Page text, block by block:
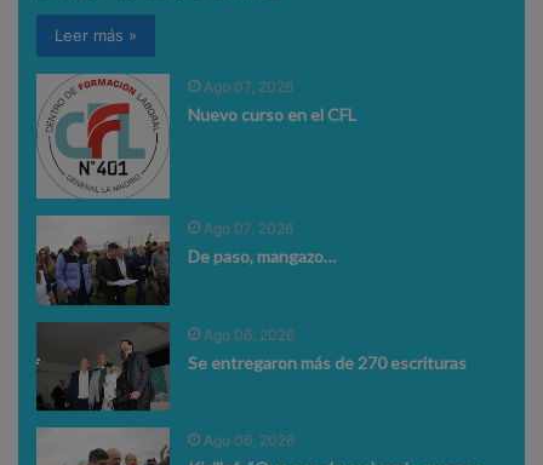
Leer más »
Ago 07, 2026
Nuevo curso en el CFL
Ago 07, 2026
De paso, mangazo…
Ago 06, 2026
Se entregaron más de 270 escrituras
Ago 06, 2026